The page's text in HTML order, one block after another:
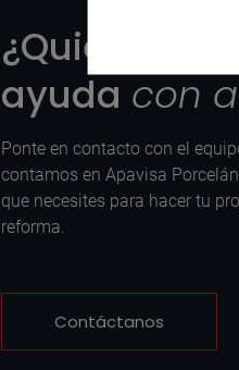
¿Quieres
ayuda con
Ponte en contacto con el
contamos en Apavisa
que necesites para hacer tu
reforma.
Contáctanos